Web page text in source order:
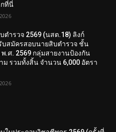
กที่นี่
ตํารวจ 2569 (นสต.18) ลิงก์
บสมัครสอบนายสิบตำรวจ ชั้น
.ศ. 2569 กลุ่มสายงานป้องกัน
ม รวมทั้งสิ้น จำนวน 6,000 อัตรา